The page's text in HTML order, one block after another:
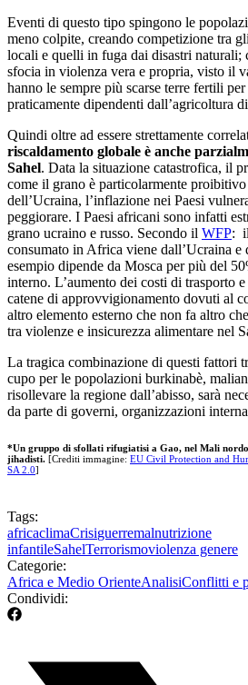
Eventi di questo tipo spingono le
meno colpite, creando competizione tra
locali e quelli in fuga dai disastri naturali;
sfocia in violenza vera e propria, visto il
hanno le sempre più scarse terre fertili
praticamente dipendenti dall’agricoltura
Quindi oltre ad essere strettamente
riscaldamento globale è anche
Sahel. Data la situazione catastrofica, il
come il grano è particolarmente proibitivo
dell’Ucraina, l’inflazione nei Paesi
peggiorare. I Paesi africani sono infatti
grano ucraino e russo. Secondo il WFP:
consumato in Africa viene dall’Ucraina
esempio dipende da Mosca per più del
interno. L’aumento dei costi di trasporto
catene di approvvigionamento dovuti al
altro elemento esterno che non fa altro
tra violenze e insicurezza alimentare nel
La tragica combinazione di questi fattori
cupo per le popolazioni burkinabè,
risollevare la regione dall’abisso, sarà
da parte di governi, organizzazioni
*Un gruppo di sfollati rifugiatisi a Gao, nel Mali
jihadisti. [Crediti immagine: EU Civil Protection and
SA 2.0]
Tags:
africaclimaCrisiguerremalnutrizione
infantileSahelTerrorismoviolenza genere
Categorie:
Africa e Medio OrienteAnalisiConflitti e
Condividi: